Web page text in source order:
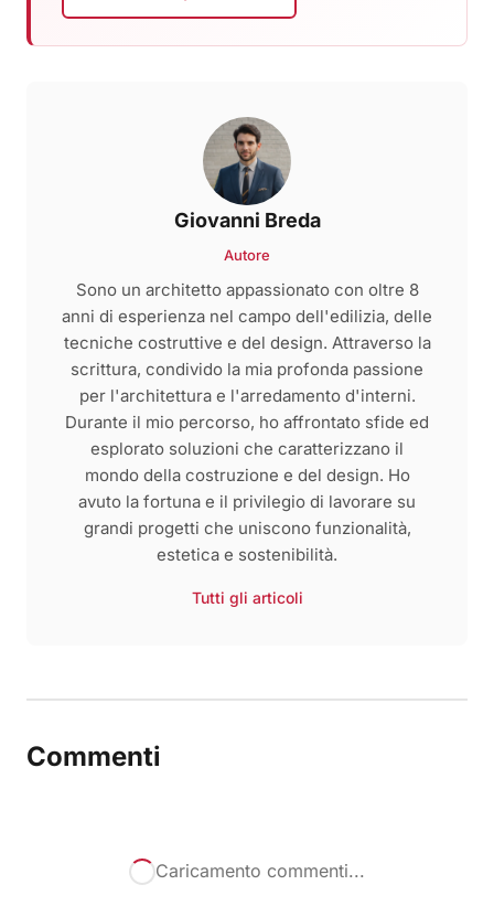
Giovanni Breda
Autore
Sono un architetto appassionato con oltre 8
anni di esperienza nel campo dell'edilizia, delle
tecniche costruttive e del design. Attraverso la
scrittura, condivido la mia profonda passione
per l'architettura e l'arredamento d'interni.
Durante il mio percorso, ho affrontato sfide ed
esplorato soluzioni che caratterizzano il
mondo della costruzione e del design. Ho
avuto la fortuna e il privilegio di lavorare su
grandi progetti che uniscono funzionalità,
estetica e sostenibilità.
Tutti gli articoli
Commenti
Caricamento commenti...